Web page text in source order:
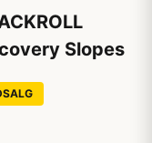
Slopes